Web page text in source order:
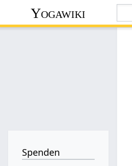
Yogawiki
Spenden